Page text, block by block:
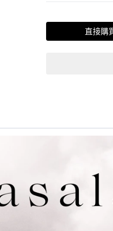
直接購